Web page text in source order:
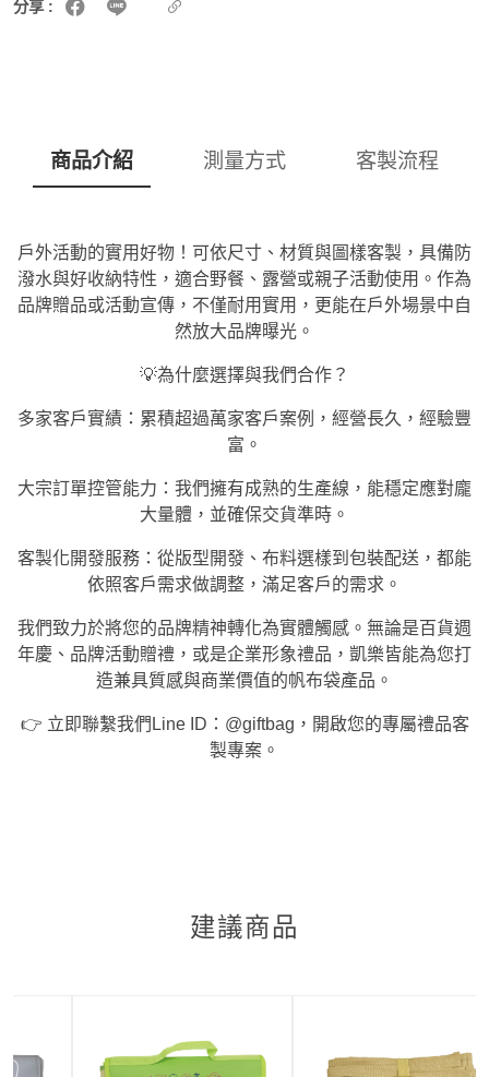
分享 :
商品介紹 測量方式 客製流程
戶外活動的實用好物！可依尺寸、材質與圖樣客製，具備防
潑水與好收納特性，適合野餐、露營或親子活動使用。作為
品牌贈品或活動宣傳，不僅耐用實用，更能在戶外場景中自
然放大品牌曝光。
💡為什麼選擇與我們合作？
多家客戶實績：累積超過萬家客戶案例，經營長久，經驗豐
富。
大宗訂單控管能力：我們擁有成熟的生產線，能穩定應對龐
大量體，並確保交貨準時。
客製化開發服務：從版型開發、布料選樣到包裝配送，都能
依照客戶需求做調整，滿足客戶的需求。
我們致力於將您的品牌精神轉化為實體觸感。無論是百貨週
年慶、品牌活動贈禮，或是企業形象禮品，凱樂皆能為您打
造兼具質感與商業價值的帆布袋產品。
👉 立即聯繫我們Line ID：@giftbag，開啟您的專屬禮品客
製專案。
建議商品